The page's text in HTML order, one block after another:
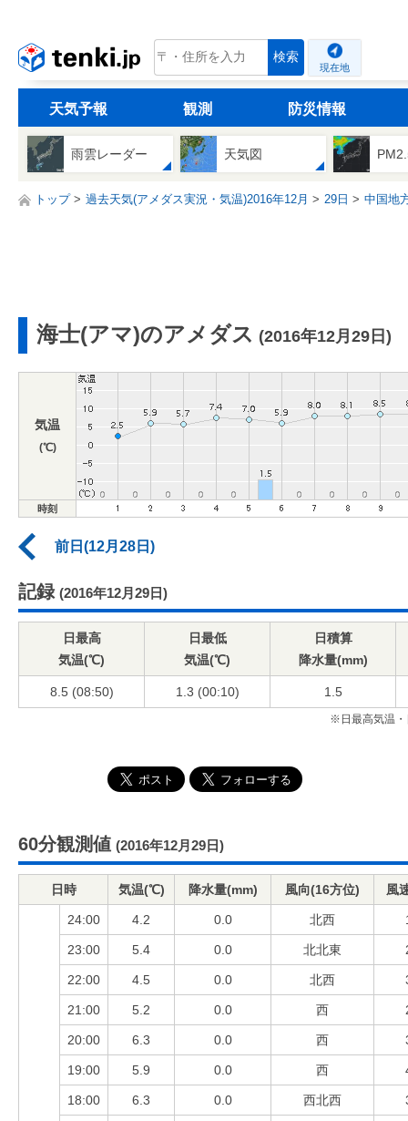
tenki.jp 検索
現在地
天気予報 観測 防災情報
雨雲レーダー 天気図
トップ 過去天気(アメダス実況・気温)2016年12月 29日 中国地
海士(アマ)のアメダス (2016年12月29日)
気温
(℃)
時刻
前日(12月28日)
記録 (2016年12月29日)
日最高
気温(℃)
日最低
気温(℃)
日積算
降水量(mm)
8.5 (08:50) 1.3 (00:10) 1.5
※日最高気温・
60分観測値 (2016年12月29日)
日時 気温(℃) 降水量(mm) 風向(16方位) 風
24:00 4.2 0.0 北西
23:00 5.4 0.0 北北東
22:00 4.5 0.0 北西
21:00 5.2 0.0 西
20:00 6.3 0.0 西
19:00 5.9 0.0 西
18:00 6.3 0.0 西北西